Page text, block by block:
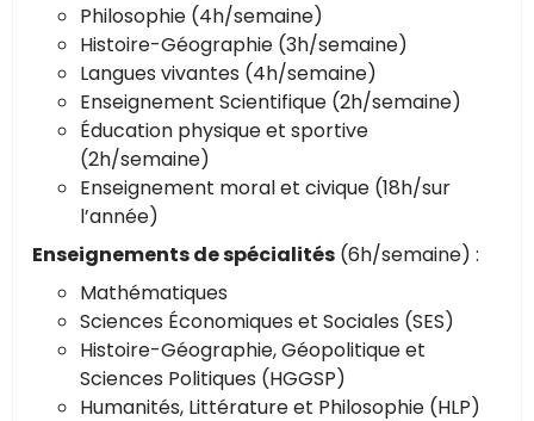
Philosophie (4h/semaine)
Histoire-Géographie (3h/semaine)
Langues vivantes (4h/semaine)
Enseignement Scientifique (2h/semaine)
Éducation physique et sportive
(2h/semaine)
Enseignement moral et civique (18h/sur
l’année)
Enseignements de spécialités (6h/semaine) :
Mathématiques
Sciences Économiques et Sociales (SES)
Histoire-Géographie, Géopolitique et
Sciences Politiques (HGGSP)
Humanités, Littérature et Philosophie (HLP)